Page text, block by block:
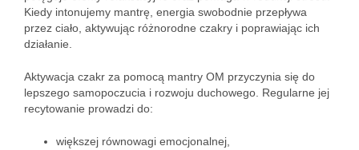
Kiedy intonujemy mantrę, energia swobodnie przepływa
przez ciało, aktywując różnorodne czakry i poprawiając ich
działanie.
Aktywacja czakr za pomocą mantry OM przyczynia się do
lepszego samopoczucia i rozwoju duchowego. Regularne jej
recytowanie prowadzi do:
większej równowagi emocjonalnej,